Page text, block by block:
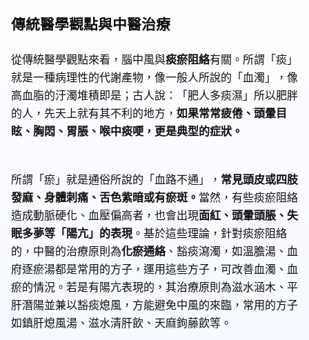
傳統醫學觀點與中醫治療
從傳統醫學觀點來看，腦中風與痰瘀阻絡有關。所謂「痰」
就是一種病理性的代謝產物，像一般人所說的「血濁」，像
高血脂的汙濁堆積即是；古人說：「肥人多痰濕」所以肥胖
的人，先天上就有其不利的地方， 如果常常疲倦、頭暈目
眩、胸悶、胃脹、喉中痰哽，更是典型的症狀。
所謂「瘀」就是通俗所說的「血路不通」， 常見頭皮或四肢
發麻、身體刺痛、舌色紫暗或有瘀斑。 當然，有些痰瘀阻絡
造成動脈硬化、血壓偏高者，也會出現面紅、頭暈頭脹、失
眠多夢等「陽亢」的表現。基於這些理論，針對痰瘀阻絡
的，中醫的治療原則為化瘀通絡、豁痰瀉濁，如溫膽湯、血
府逐瘀湯都是常用的方子，運用這些方子，可改善血濁、血
瘀的情況。若是有陽亢表現的，其治療原則為滋水涵木、平
肝潛陽並兼以豁痰熄風，方能避免中風的來臨，常用的方子
如鎮肝熄風湯、滋水清肝飲、天麻鉤藤飲等。